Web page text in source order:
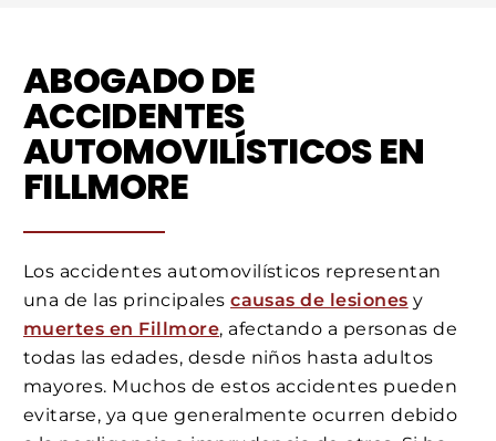
ABOGADO DE
ACCIDENTES
AUTOMOVILÍSTICOS EN
FILLMORE
Los accidentes automovilísticos representan
una de las principalescausas de lesiones y
muertes en Fillmore, afectando a personas de
todas las edades, desde niños hasta adultos
mayores. Muchos de estos accidentes pueden
evitarse, ya que generalmente ocurren debido